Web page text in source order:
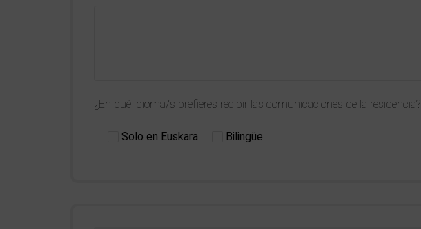
¿En qué idioma/s prefieres recibir las comunicaciones de la residencia?
Solo en Euskara Bilingüe